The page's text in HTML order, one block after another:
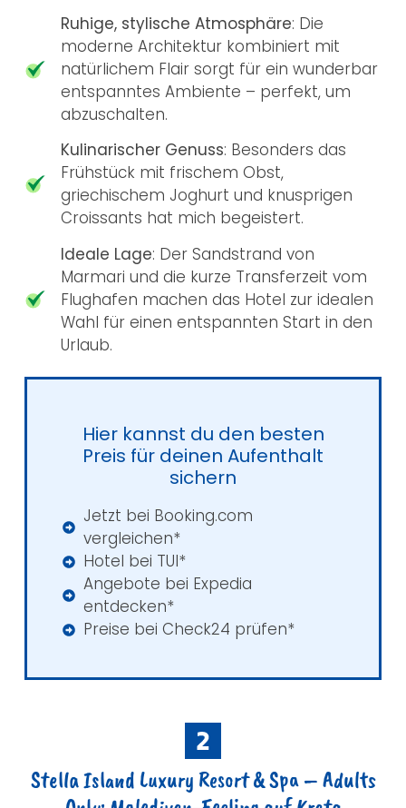
Ruhige, stylische Atmosphäre: Die
moderne Architektur kombiniert mit
natürlichem Flair sorgt für ein wunderbar
entspanntes Ambiente – perfekt, um
abzuschalten.
Kulinarischer Genuss: Besonders das
Frühstück mit frischem Obst,
griechischem Joghurt und knusprigen
Croissants hat mich begeistert.
Ideale Lage: Der Sandstrand von
Marmari und die kurze Transferzeit vom
Flughafen machen das Hotel zur idealen
Wahl für einen entspannten Start in den
Urlaub.
Hier kannst du den besten
Preis für deinen Aufenthalt
sichern​
Jetzt bei Booking.com
vergleichen*
Hotel bei TUI*
Angebote bei Expedia
entdecken*
Preise bei Check24 prüfen*
Stella Island Luxury Resort & Spa – Adults